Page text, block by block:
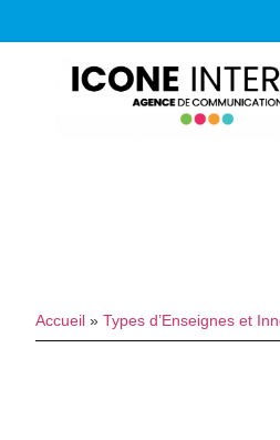
Accueil » Types d’Enseignes et